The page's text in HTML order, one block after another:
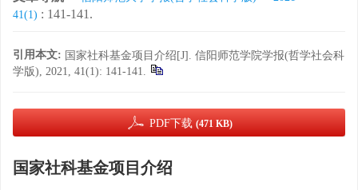
41(1) : 141-141.
引用本文: 国家社科基金项目介绍[J]. 信阳师范学院学报(哲学社会科
学版), 2021, 41(1): 141-141.
PDF下载 (471 KB)
国家社科基金项目介绍